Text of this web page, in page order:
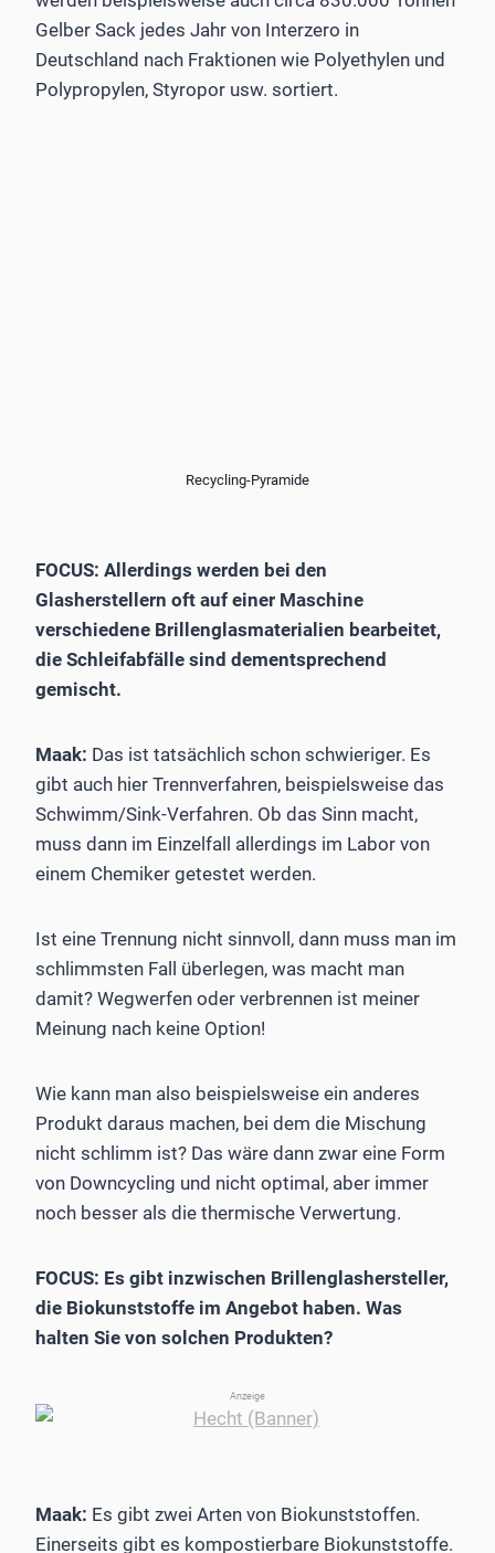
Gelber Sack jedes Jahr von Interzero in
Deutschland nach Fraktionen wie Polyethylen und
Polypropylen, Styropor usw. sortiert.
Recycling-Pyramide
FOCUS: Allerdings werden bei den
Glasherstellern oft auf einer Maschine
verschiedene Brillenglasmaterialien bearbeitet,
die Schleifabfälle sind dementsprechend
gemischt.
Maak: Das ist tatsächlich schon schwieriger. Es
gibt auch hier Trennverfahren, beispielsweise das
Schwimm/Sink-Verfahren. Ob das Sinn macht,
muss dann im Einzelfall allerdings im Labor von
einem Chemiker getestet werden.
Ist eine Trennung nicht sinnvoll, dann muss man im
schlimmsten Fall überlegen, was macht man
damit? Wegwerfen oder verbrennen ist meiner
Meinung nach keine Option!
Wie kann man also beispielsweise ein anderes
Produkt daraus machen, bei dem die Mischung
nicht schlimm ist? Das wäre dann zwar eine Form
von Downcycling und nicht optimal, aber immer
noch besser als die thermische Verwertung.
FOCUS: Es gibt inzwischen Brillenglashersteller,
die Biokunststoffe im Angebot haben. Was
halten Sie von solchen Produkten?
Anzeige
Maak: Es gibt zwei Arten von Biokunststoffen.
Einerseits gibt es kompostierbare Biokunststoffe.